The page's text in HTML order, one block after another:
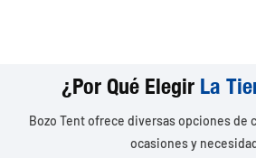
¿Por Qué Elegir La
Bozo Tent ofrece diversas opciones de
ocasiones y